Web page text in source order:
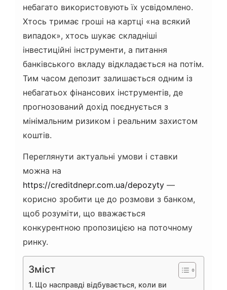
небагато використовують їх усвідомлено.
Хтось тримає гроші на картці «на всякий
випадок», хтось шукає складніші
інвестиційні інструменти, а питання
банківського вкладу відкладається на потім.
Тим часом депозит залишається одним із
небагатьох фінансових інструментів, де
прогнозований дохід поєднується з
мінімальним ризиком і реальним захистом
коштів.
Переглянути актуальні умови і ставки
можна на
https://creditdnepr.com.ua/depozyty —
корисно зробити це до розмови з банком,
щоб розуміти, що вважається
конкурентною пропозицією на поточному
ринку.
Зміст
Що насправді відбувається, коли ви